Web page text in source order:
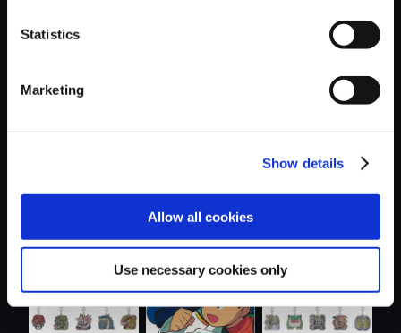
Statistics
Marketing
Show details
Allow all cookies
Use necessary cookies only
おすすめ商品
ンエグゼ サ....
クイエム メ...
ンエグゼ サ....